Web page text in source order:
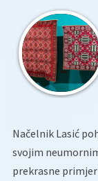
Načelnik Lasić
svojim
prekrasne